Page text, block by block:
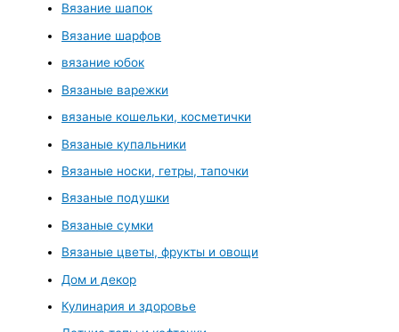
Вязание шапок
Вязание шарфов
вязание юбок
Вязаные варежки
вязаные кошельки, косметички
Вязаные купальники
Вязаные носки, гетры, тапочки
Вязаные подушки
Вязаные сумки
Вязаные цветы, фрукты и овощи
Дом и декор
Кулинария и здоровье